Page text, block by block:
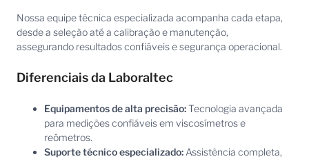
Nossa equipe técnica especializada acompanha cada etapa,
desde a seleção até a calibração e manutenção,
assegurando resultados confiáveis e segurança operacional.
Diferenciais da Laboraltec
Equipamentos de alta precisão:Tecnologia avançada
para medições confiáveis em viscosímetros e
reômetros.
Suporte técnico especializado:Assistência completa,